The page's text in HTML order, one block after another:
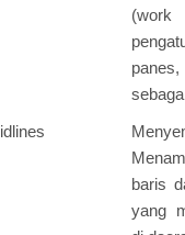
(work
baris
yang